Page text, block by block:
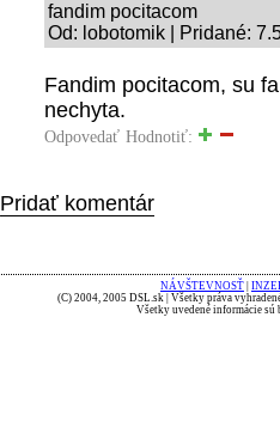
fandim pocitacom
Od: lobotomik | Pridané:
Fandim pocitacom, su
nechyta.
Odpovedať Hodnotiť:
Pridať komentár
NÁVŠTEVNOSŤ
(C) 2004, 2005 DSL.sk | Všetky práva
Všetky uvedené informácie sú